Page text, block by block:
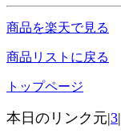
商品を楽天で見る
商品リストに戻る
トップページ
本日のリンク元|3|